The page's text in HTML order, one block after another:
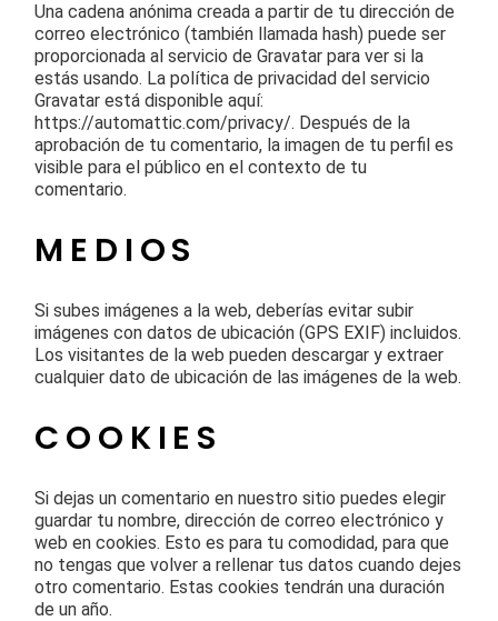
Una cadena anónima creada a partir de tu dirección de
correo electrónico (también llamada hash) puede ser
proporcionada al servicio de Gravatar para ver si la
estás usando. La política de privacidad del servicio
Gravatar está disponible aquí:
https://automattic.com/privacy/. Después de la
aprobación de tu comentario, la imagen de tu perfil es
visible para el público en el contexto de tu
comentario.
MEDIOS
Si subes imágenes a la web, deberías evitar subir
imágenes con datos de ubicación (GPS EXIF) incluidos.
Los visitantes de la web pueden descargar y extraer
cualquier dato de ubicación de las imágenes de la web.
COOKIES
Si dejas un comentario en nuestro sitio puedes elegir
guardar tu nombre, dirección de correo electrónico y
web en cookies. Esto es para tu comodidad, para que
no tengas que volver a rellenar tus datos cuando dejes
otro comentario. Estas cookies tendrán una duración
de un año.